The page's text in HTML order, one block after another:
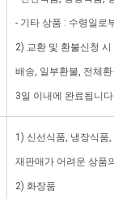
- 기타 상품 : 수령일로
2) 교환 및 환불신청
배송, 일부환불, 전체
3일 이내에 완료됩니
1) 신선식품, 냉장식품
재판매가 어려운 상품
2) 화장품